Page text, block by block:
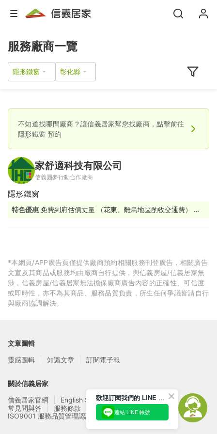
服務廠商一覽
隱形鐵窗
不知道找哪間廠商？讓信義居家幫您找廠商，點擊前往
隱形鐵窗 預約
家舒適科技有限公司
信義圓夢行動合作廠商
隱形鐵窗
特色優惠 免費到府估價丈量 （花東、離島地區酌收交通費） 滿
*本網頁/APP廣告頁僅提供廠商預約相關服務刊登廣告，相關廣告
文宣及其商品或服務均由廠商自行提供，與信義房屋/信義居家無
涉，信義房屋/信義居家無法擔保廠商廣告內容的正確性、可信度
或即時性，亦不為其商品、服務品質負責，所生任何爭議皆請自行
與廠商協調解決。
文章圖輯
靈感圖輯
知識文章 訂閱電子報
關於信義居家
信義居家官網
English Service
信義居家廠商募集
常見問與答
服務條款
隱私權政策
ISO9001 服務品質管理認證
歡迎訂閱我們的 LINE 官方帳號
連結 LINE 帳號